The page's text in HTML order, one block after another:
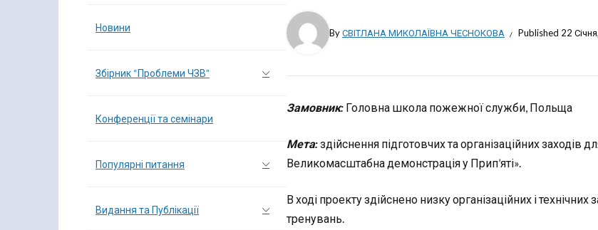
ByСВІТЛАНА МИКОЛАЇВНА ЧЕСНОКОВА Published 22
Замовник: Головна школа пожежної служби, Польща
Мета:здійснення підготовчих та організаційних заходів
Великомасштабна демонстрація у Прип’яті».
В ході проекту здійснено низку організаційних і
тренувань.
Новини
Збірник “Проблеми ЧЗВ”
Конференції та семінари
Популярні питання
Видання та Публікації